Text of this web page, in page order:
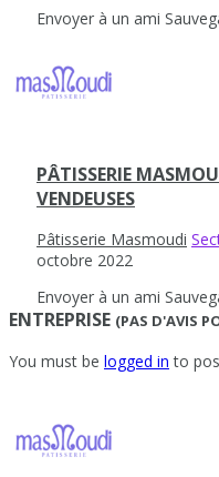
Envoyer à un ami
PÂTISSERIE
VENDEUSES
Pâtisserie Masmoudi
octobre 2022
Envoyer à un ami
ENTREPRISE (PAS D'AVIS
You must be logged in to